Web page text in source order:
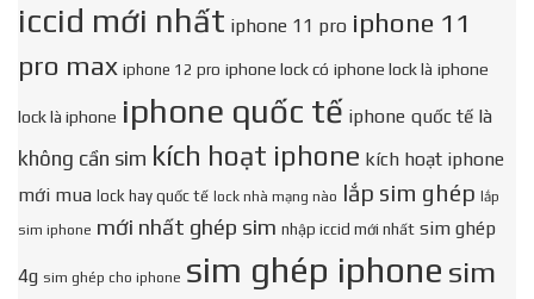
iccid mới nhất iphone 11 pro iphone 11
pro max iphone 12 pro iphone lock có iphone lock là iphone
lock là iphone iphone quốc tế iphone quốc tế là
không cần sim kích hoạt iphone kích hoạt iphone
mới mua lock hay quốc tế lock nhà mạng nào lắp sim ghép lắp
sim iphone mới nhất ghép sim nhập iccid mới nhất sim ghép
4g sim ghép cho iphone sim ghép iphone sim